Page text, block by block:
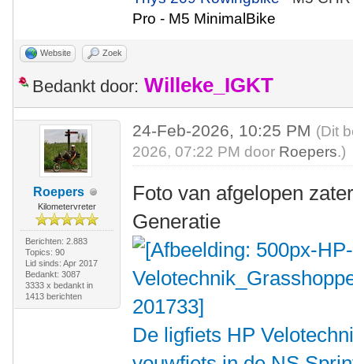
Pro - M5 MinimalBike
Website Zoek
Bedankt door: Willeke_IGKT
Roepers
Kilometervreter
Berichten: 2.883
Topics: 90
Lid sinds: Apr 2017
Bedankt: 3087
3333 x bedankt in
1413 berichten
24-Feb-2026, 10:25 PM (Dit
2026, 07:22 PM door Roepers.)
Foto van afgelopen
Generatie
De ligfiets HP